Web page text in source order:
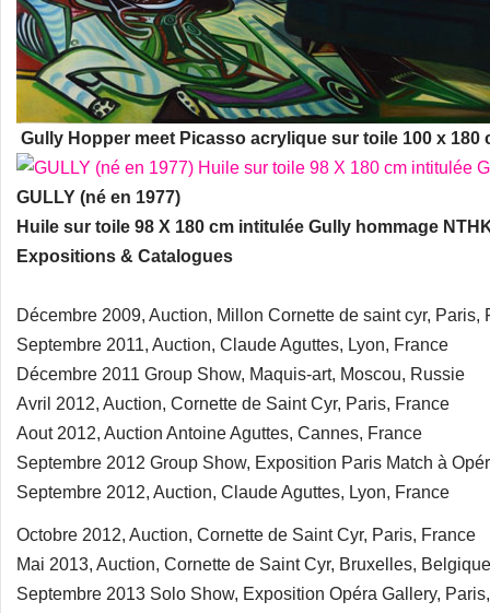
Gully Hopper meet Picasso acrylique sur toile 100 x 180
GULLY (né en 1977)
Huile sur toile 98 X 180 cm intitulée Gully hommage
Expositions & Catalogues
Décembre 2009, Auction, Millon Cornette de saint cyr, Paris,
Septembre 2011, Auction, Claude Aguttes, Lyon, France
Décembre 2011 Group Show, Maquis-art, Moscou, Russie
Avril 2012, Auction, Cornette de Saint Cyr, Paris, France
Aout 2012, Auction Antoine Aguttes, Cannes, France
Septembre 2012 Group Show, Exposition Paris Match à
Septembre 2012, Auction, Claude Aguttes, Lyon, France
Octobre 2012, Auction, Cornette de Saint Cyr, Paris, France
Mai 2013, Auction, Cornette de Saint Cyr, Bruxelles, Belgique
Septembre 2013 Solo Show, Exposition Opéra Gallery,